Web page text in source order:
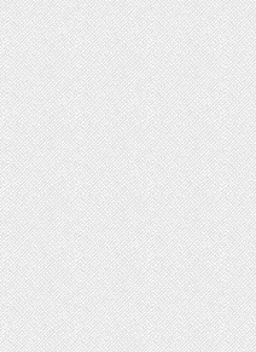
-linear-gradient(
-gradient(top
-gradient(top,
-gradient(top,
:4px;
:4px;
4px;
;